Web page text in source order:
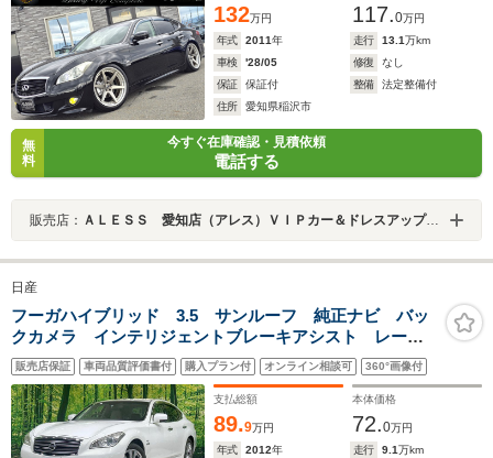
132万円 117.0万円
年式
2011年 走行 13.1万km
車検
'28/05 修復
なし
保証
保証付 整備
法定整備付
住所
愛知県稲沢市
無
料
今すぐ在庫確認・見積依頼
電話する
販売店： ＡＬＥＳＳ 愛知店（アレス）ＶＩＰカー＆ドレスアップカー カスタム専門店
日産
フーガハイブリッド 3.5 サンルーフ 純正ナビ バッ
クカメラ インテリジェントブレーキアシスト レーダ
ークルーズ 禁煙車 革シート 前席シートエアコン
スマートキー HIDヘッド ETC 純正18インチAW オ
ートエアコン
販売店保証 車両品質評価書付 購入プラン付 オンライン相談可 360°画像付
支払総額
89.9万円
本体価格
72.0万円
年式
2012年 走行 9.1万km